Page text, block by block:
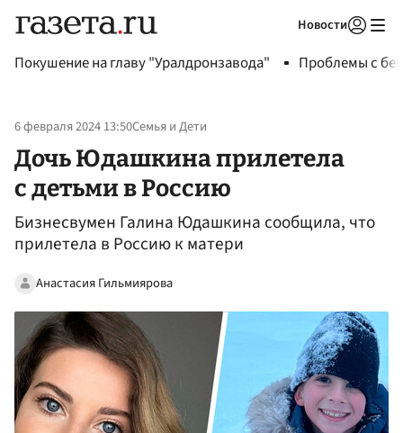
Новости
Покушение на главу "Уралдронзавода" Проблемы с
6 февраля 2024 13:50Семья и Дети
Дочь Юдашкина прилетела
с детьми в Россию
Бизнесвумен Галина Юдашкина сообщила, что
прилетела в Россию к матери
Анастасия Гильмиярова